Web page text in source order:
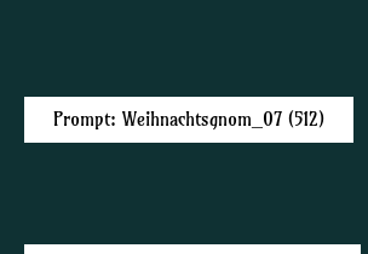
Prompt: Weihnachtsgnom_07 (512)